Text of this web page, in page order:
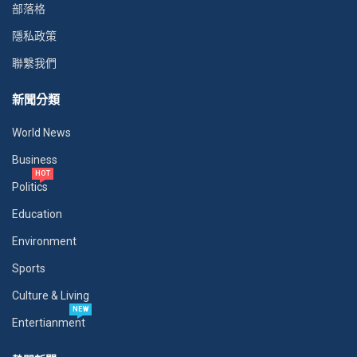
部落格
隱私政策
聯繫我們
新聞分類
World News
Business
Politics
HOT
Education
Environment
Sports
Culture & Living
Entertianment
NEW